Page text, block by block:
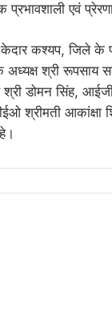
एवं
कश्यप, जिले के
श्री रूपसाय
डोमन सिंह,
श्रीमती आकांक्षा